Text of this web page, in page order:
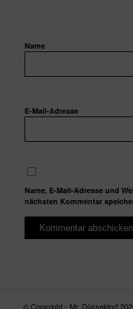
Name
E-Mail-Adresse
Name, E-Mail-Adresse und
nächsten Kommentar
© Copyright - Mr. Düsseldorf